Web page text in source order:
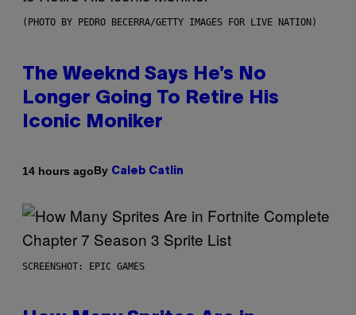
(PHOTO BY PEDRO BECERRA/GETTY IMAGES FOR LIVE NATION)
The Weeknd Says He’s No
Longer Going To Retire His
Iconic Moniker
14 hours agoBy Caleb Catlin
SCREENSHOT: EPIC GAMES